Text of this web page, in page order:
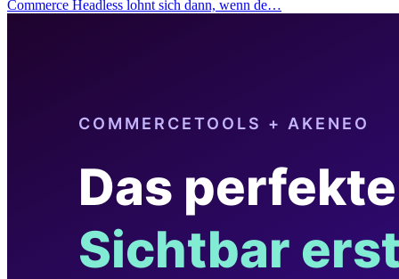
Commerce Headless lohnt sich dann, wenn de…